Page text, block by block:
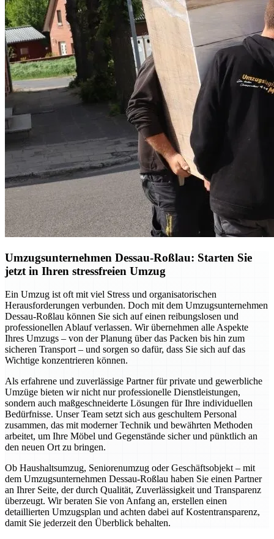
Umzugsunternehmen Dessau-Roßlau: Starten Sie
jetzt in Ihren stressfreien Umzug
Ein Umzug ist oft mit viel Stress und organisatorischen
Herausforderungen verbunden. Doch mit dem Umzugsunternehmen
Dessau-Roßlau können Sie sich auf einen reibungslosen und
professionellen Ablauf verlassen. Wir übernehmen alle Aspekte
Ihres Umzugs – von der Planung über das Packen bis hin zum
sicheren Transport – und sorgen so dafür, dass Sie sich auf das
Wichtige konzentrieren können.
Als erfahrene und zuverlässige Partner für private und gewerbliche
Umzüge bieten wir nicht nur professionelle Dienstleistungen,
sondern auch maßgeschneiderte Lösungen für Ihre individuellen
Bedürfnisse. Unser Team setzt sich aus geschultem Personal
zusammen, das mit moderner Technik und bewährten Methoden
arbeitet, um Ihre Möbel und Gegenstände sicher und pünktlich an
den neuen Ort zu bringen.
Ob Haushaltsumzug, Seniorenumzug oder Geschäftsobjekt – mit
dem Umzugsunternehmen Dessau-Roßlau haben Sie einen Partner
an Ihrer Seite, der durch Qualität, Zuverlässigkeit und Transparenz
überzeugt. Wir beraten Sie von Anfang an, erstellen einen
detaillierten Umzugsplan und achten dabei auf Kostentransparenz,
damit Sie jederzeit den Überblick behalten.